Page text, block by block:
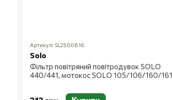
Артикул: SL2500816
Solo
Фільтр повітряний повітродувок SOLO
440/441, мотокос SOLO 105/106/160/161